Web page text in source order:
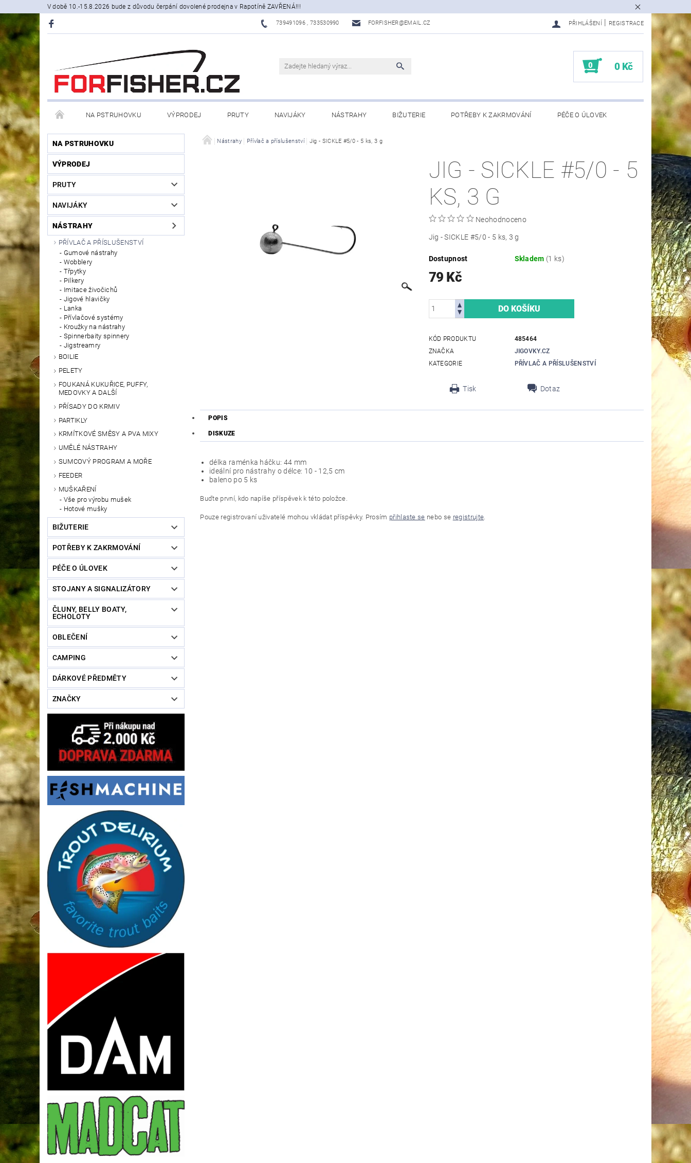
V době 10.-15.8.2026 bude z důvodu čerpání dovolené prodejna v Rapotíně ZAVŘENÁ!!!
739491096 , 733530990 FORFISHER@EMAIL.CZ PŘIHLÁŠENÍ REGISTRACE
0 0 Kč
NA PSTRUHOVKU VÝPRODEJ PRUTY NAVIJÁKY NÁSTRAHY BIŽUTERIE POTŘEBY K ZAKRMOVÁNÍ PÉČE O ÚLOVEK
STOJANY A SIGNALIZÁTORY ČLUNY, BELLY BOATY, ECHOLOTY OBLEČENÍ CAMPING
PRODÁVANÉ ZNAČKY
NA PSTRUHOVKU
VÝPRODEJ
PRUTY
NAVIJÁKY
NÁSTRAHY
PŘÍVLAČ A PŘÍSLUŠENSTVÍ
Gumové nástrahy
Wobblery
Třpytky
Pilkery
Imitace živočichů
Jigové hlavičky
Lanka
Přívlačové systémy
Kroužky na nástrahy
Spinnerbaity spinnery
Jigstreamry
BOILIE
PELETY
FOUKANÁ KUKUŘICE, PUFFY,
MEDOVKY A DALŠÍ
PŘÍSADY DO KRMIV
PARTIKLY
KRMÍTKOVÉ SMĚSY A PVA MIXY
UMĚLÉ NÁSTRAHY
SUMCOVÝ PROGRAM A MOŘE
FEEDER
MUŠKAŘENÍ
Vše pro výrobu mušek
Hotové mušky
BIŽUTERIE
POTŘEBY K ZAKRMOVÁNÍ
PÉČE O ÚLOVEK
STOJANY A SIGNALIZÁTORY
ČLUNY, BELLY BOATY,
ECHOLOTY
OBLEČENÍ
CAMPING
DÁRKOVÉ PŘEDMĚTY
ZNAČKY
Nástrahy Přívlač a příslušenství Jig - SICKLE #5/0 - 5 ks, 3 g
JIG - SICKLE #5/0 - 5
KS, 3 G
Neohodnoceno
Jig - SICKLE #5/0 - 5 ks, 3 g
Dostupnost Skladem (1 ks)
79 Kč
KÓD PRODUKTU
485464
ZNAČKA
JIGOVKY.CZ
KATEGORIE
PŘÍVLAČ A PŘÍSLUŠENSTVÍ
Tisk Dotaz
POPIS
DISKUZE
délka raménka háčku: 44 mm
ideální pro nástrahy o délce: 10 - 12,5 cm
baleno po 5 ks
Buďte první, kdo napíše příspěvek k této položce.
Pouze registrovaní uživatelé mohou vkládat příspěvky. Prosím přihlaste se nebo se registrujte